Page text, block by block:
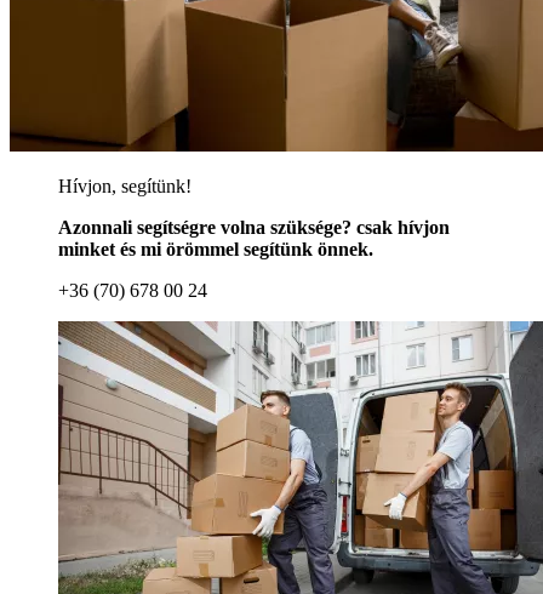
Hívjon, segítünk!
Azonnali segítségre volna szüksége? csak hívjon
minket és mi örömmel segítünk önnek.
+36 (70) 678 00 24